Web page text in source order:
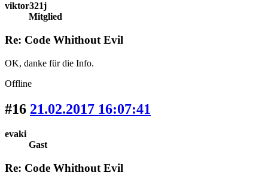
viktor321j
Mitglied
Re: Code Whithout Evil
OK, danke für die Info.
Offline
#16 21.02.2017 16:07:41
evaki
Gast
Re: Code Whithout Evil